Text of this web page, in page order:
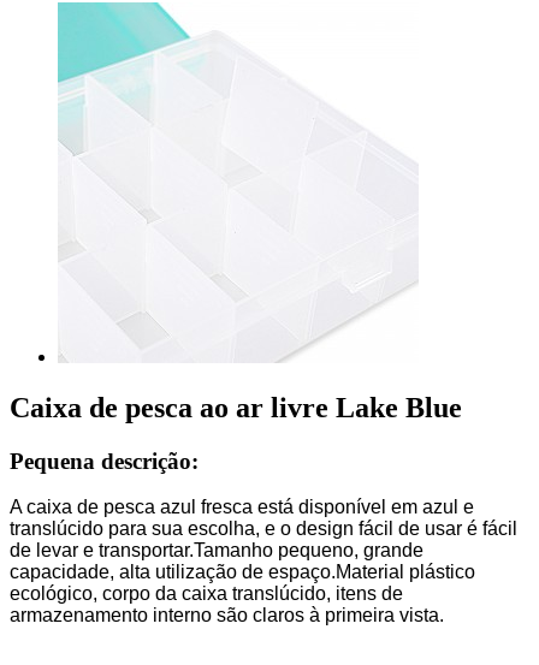
Caixa de pesca ao ar livre Lake Blue
Pequena descrição:
A caixa de pesca azul fresca está disponível em azul e
translúcido para sua escolha, e o design fácil de usar é fácil
de levar e transportar.Tamanho pequeno, grande
capacidade, alta utilização de espaço.Material plástico
ecológico, corpo da caixa translúcido, itens de
armazenamento interno são claros à primeira vista.